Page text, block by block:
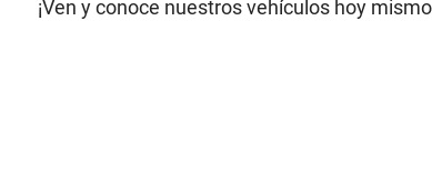
¡Ven y conoce nuestros vehículos hoy